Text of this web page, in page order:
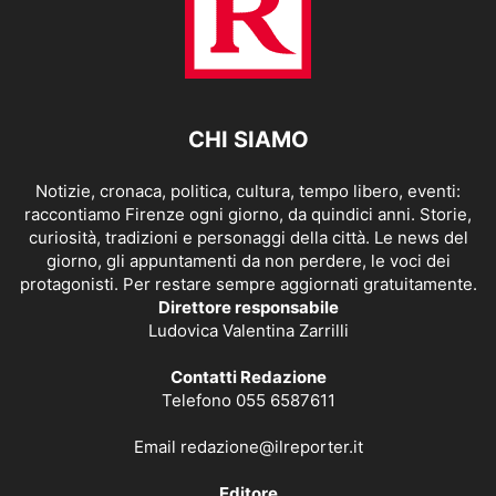
CHI SIAMO
Notizie, cronaca, politica, cultura, tempo libero, eventi:
raccontiamo Firenze ogni giorno, da quindici anni. Storie,
curiosità, tradizioni e personaggi della città. Le news del
giorno, gli appuntamenti da non perdere, le voci dei
protagonisti. Per restare sempre aggiornati gratuitamente.
Direttore responsabile
Ludovica Valentina Zarrilli
Contatti Redazione
Telefono 055 6587611
Email redazione@ilreporter.it